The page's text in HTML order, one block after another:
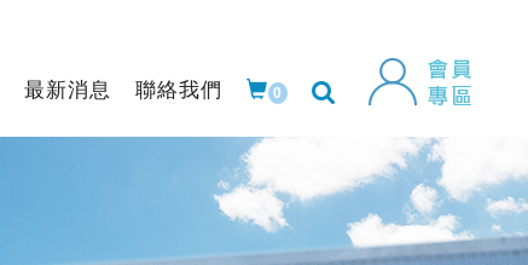
最新消息 聯絡我們 0